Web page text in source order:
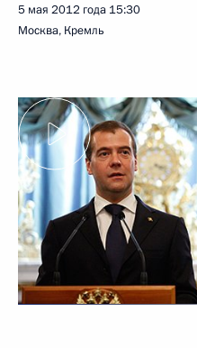
5 мая 2012 года 15:30
Москва, Кремль